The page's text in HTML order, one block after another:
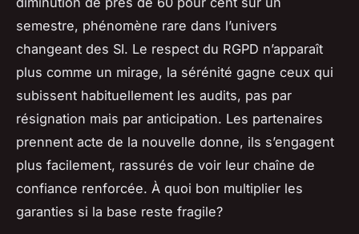
semestre, phénomène rare dans l’univers
changeant des SI. Le respect du RGPD n’apparaît
plus comme un mirage, la sérénité gagne ceux qui
subissent habituellement les audits, pas par
résignation mais par anticipation. Les partenaires
prennent acte de la nouvelle donne, ils s’engagent
plus facilement, rassurés de voir leur chaîne de
confiance renforcée. À quoi bon multiplier les
garanties si la base reste fragile?